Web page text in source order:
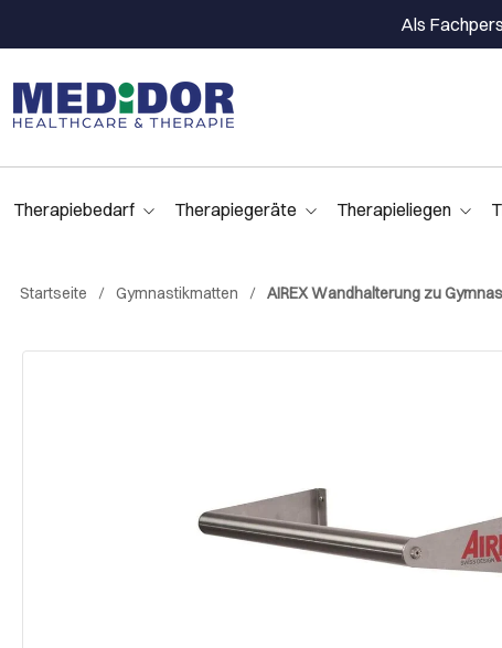
Als
Therapiebedarf Therapiegeräte Therapieliegen
Startseite Gymnastikmatten AIREX Wandhalterung zu